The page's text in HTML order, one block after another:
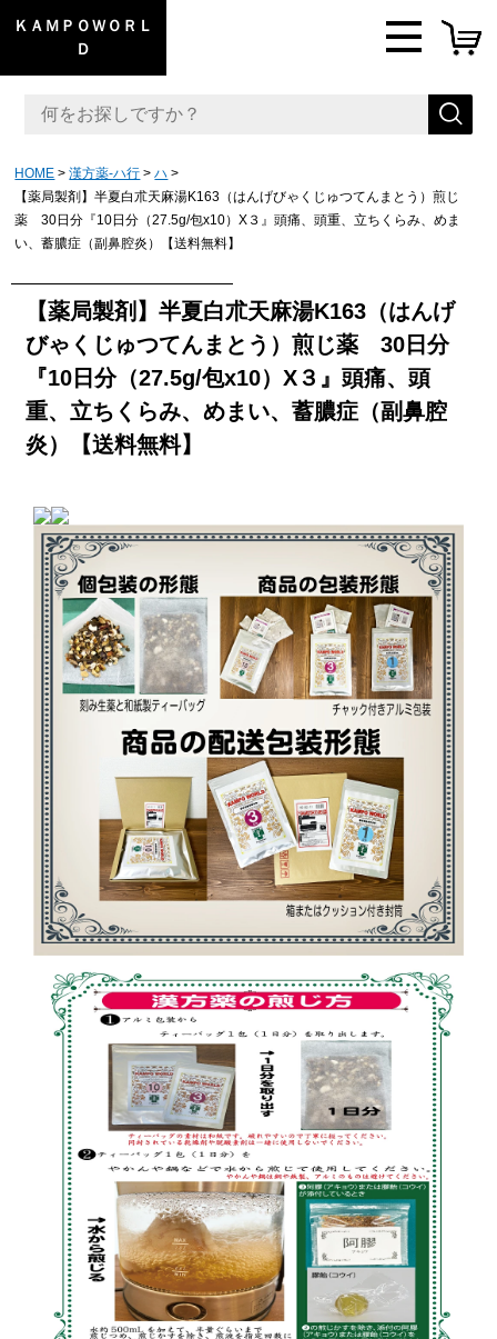
ＫＡＭＰＯＷＯＲＬ
Ｄ
HOME 漢方薬-ハ行
ハ
【薬局製剤】半夏白朮天麻湯K163（はんげびゃくじゅつてんまとう）煎じ
薬 30日分『10日分（27.5g/包x10）X３』頭痛、頭重、立ちくらみ、めま
い、蓄膿症（副鼻腔炎）【送料無料】
【薬局製剤】半夏白朮天麻湯K163（はんげ
びゃくじゅつてんまとう）煎じ薬 30日分
『10日分（27.5g/包x10）X３』頭痛、頭
重、立ちくらみ、めまい、蓄膿症（副鼻腔
炎）【送料無料】